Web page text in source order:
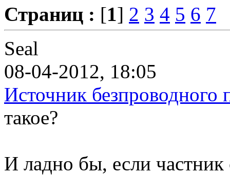
Страниц : [1] 2 3 4 5 6 7
Seal
08-04-2012, 18:05
Источник безпроводного
такое?
И ладно бы, если частник